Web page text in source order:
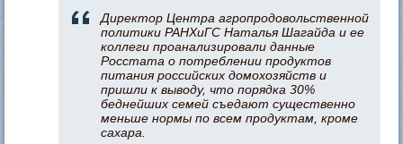
Директор Центра агропродовольственной
политики РАНХиГС Наталья Шагайда и ее
коллеги проанализировали данные
Росстата о потреблении продуктов
питания российских домохозяйств и
пришли к выводу, что порядка 30%
беднейших семей съедают существенно
меньше нормы по всем продуктам, кроме
сахара.